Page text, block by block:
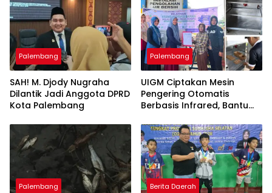
Palembang
SAH! M. Djody Nugraha
Dilantik Jadi Anggota DPRD
Kota Palembang
Palembang
UIGM Ciptakan Mesin
Pengering Otomatis
Berbasis Infrared, Bantu
Pulau Kemaro
Palembang Berita Daerah